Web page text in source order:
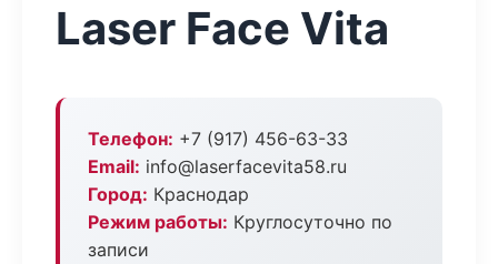
Laser Face Vita
Телефон: +7 (917) 456-63-33
Email: info@laserfacevita58.ru
Город: Краснодар
Режим работы: Круглосуточно по
записи